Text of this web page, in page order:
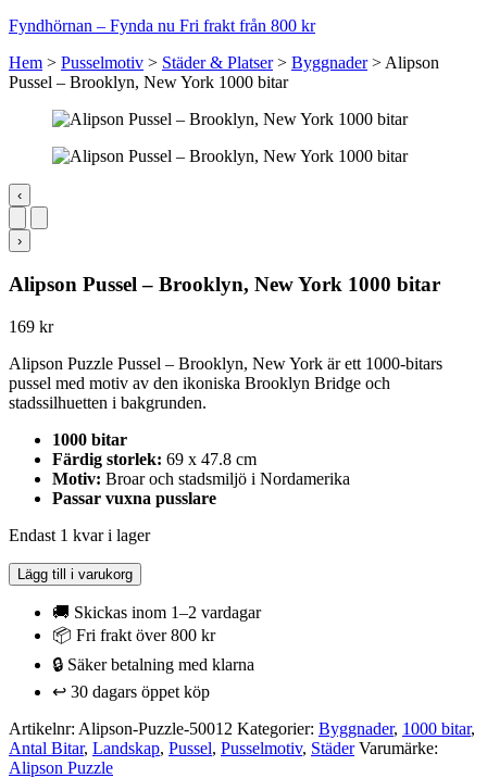
Fyndhörnan – Fynda nu Fri frakt från 800 kr
Hem > Pusselmotiv > Städer & Platser> Byggnader>Alipson
Pussel – Brooklyn, New York 1000 bitar
‹
›
Alipson Pussel – Brooklyn, New York 1000 bitar
169 kr
Alipson Puzzle Pussel – Brooklyn, New York är ett 1000-bitars
pussel med motiv av den ikoniska Brooklyn Bridge och
stadssilhuetten i bakgrunden.
1000 bitar
Färdig storlek: 69 x 47.8 cm
Motiv: Broar och stadsmiljö i Nordamerika
Passar vuxna pusslare
Endast 1 kvar i lager
Alipson
Pussel
Brooklyn,
York
1000
mängd
Lägg till i varukorg
🚚 Skickas inom 1–2 vardagar
📦 Fri frakt över 800 kr
🔒 Säker betalning med klarna
↩️ 30 dagars öppet köp
Artikelnr: Alipson-Puzzle-50012 Kategorier: Byggnader, 1000 bitar,
Antal Bitar, Landskap, Pussel, Pusselmotiv, Städer Varumärke:
Alipson Puzzle